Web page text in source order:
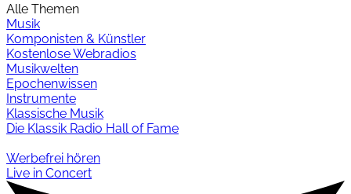
Alle Themen
Musik
Komponisten & Künstler
Kostenlose Webradios
Musikwelten
Epochenwissen
Instrumente
Klassische Musik
Die Klassik Radio Hall of Fame
Werbefrei hören
Live in Concert